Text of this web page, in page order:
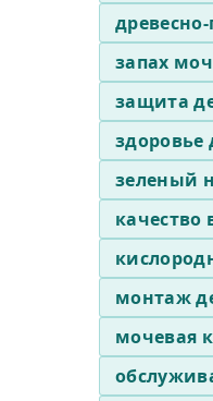
запах
защита
здоровье
зеленый
качество
монтаж
мочевая